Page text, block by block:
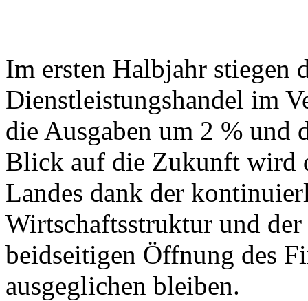
Im ersten Halbjahr stiegen
Dienstleistungshandel im
die Ausgaben um 2 %
Blick auf die Zukunft wird
Landes dank der
Wirtschaftsstruktur und
beidseitigen Öffnung des
ausgeglichen bleiben.